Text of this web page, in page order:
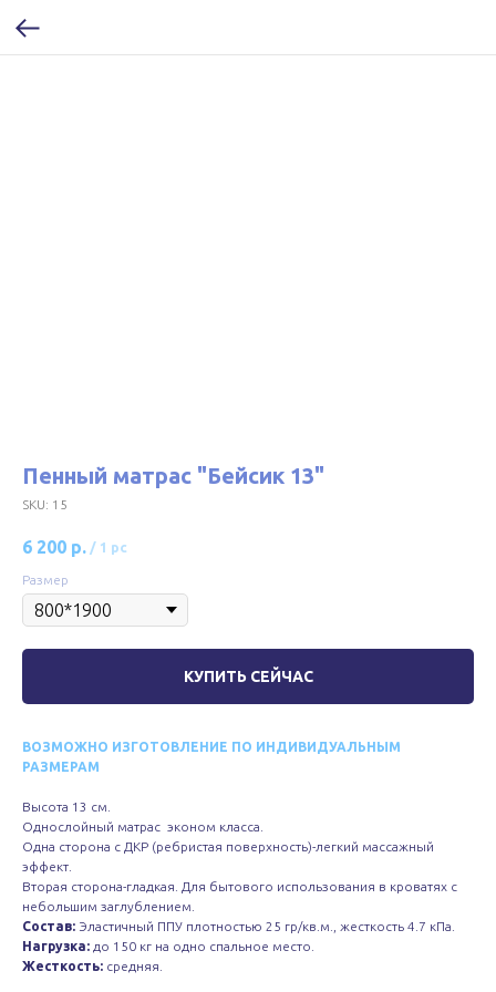
Пенный матрас "Бейсик 13"
SKU: 15
6 200 р. / 1 pc
Размер
КУПИТЬ СЕЙЧАС
ВОЗМОЖНО ИЗГОТОВЛЕНИЕ ПО ИНДИВИДУАЛЬНЫМ
РАЗМЕРАМ
Высота 13 см.
Однослойный матрас эконом класса.
Одна сторона с ДКР (ребристая поверхность)-легкий массажный
эффект.
Вторая сторона-гладкая. Для бытового использования в кроватях с
небольшим заглублением.
Состав: Эластичный ППУ плотностью 25 гр/кв.м., жесткость 4.7 кПа.
Нагрузка: до 150 кг на одно спальное место.
Жесткость: средняя.